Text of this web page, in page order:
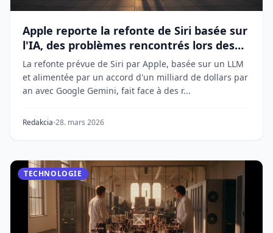
Apple reporte la refonte de Siri basée sur
l'IA, des problèmes rencontrés lors des
tests avec Gemini
La refonte prévue de Siri par Apple, basée sur un LLM
et alimentée par un accord d'un milliard de dollars par
an avec Google Gemini, fait face à des r...
Redakcia 28. mars 2026
TECHNOLOGIE